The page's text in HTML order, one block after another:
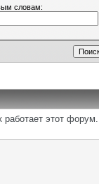
словам:
этот